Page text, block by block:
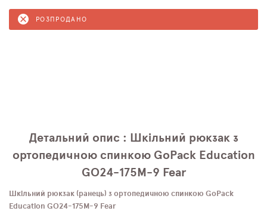
РОЗПРОДАНО
Детальний опис : Шкільний рюкзак з
ортопедичною спинкою GoPack Education
GO24-175M-9 Fear
Шкільний рюкзак (ранець) з ортопедичною спинкою GoPack
Education GO24-175M-9 Fear